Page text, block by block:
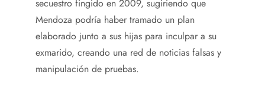
secuestro fingido en 2009, sugiriendo que
Mendoza podría haber tramado un plan
elaborado junto a sus hijas para inculpar a su
exmarido, creando una red de noticias falsas y
manipulación de pruebas.